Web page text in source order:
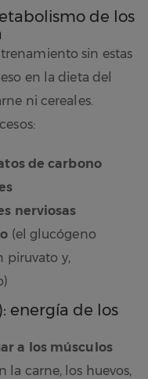
de los
sin estas
en la dieta del
ni cereales.
de carbono
nerviosas
(el glucógeno
piruvato y,
energía de los
a los músculos
la carne, los huevos,